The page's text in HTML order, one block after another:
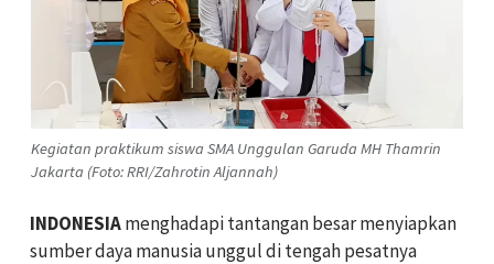
Kegiatan praktikum siswa SMA Unggulan Garuda MH Thamrin
Jakarta (Foto: RRI/Zahrotin Aljannah)
INDONESIAmenghadapi tantangan besar menyiapkan
sumber daya manusia unggul di tengah pesatnya